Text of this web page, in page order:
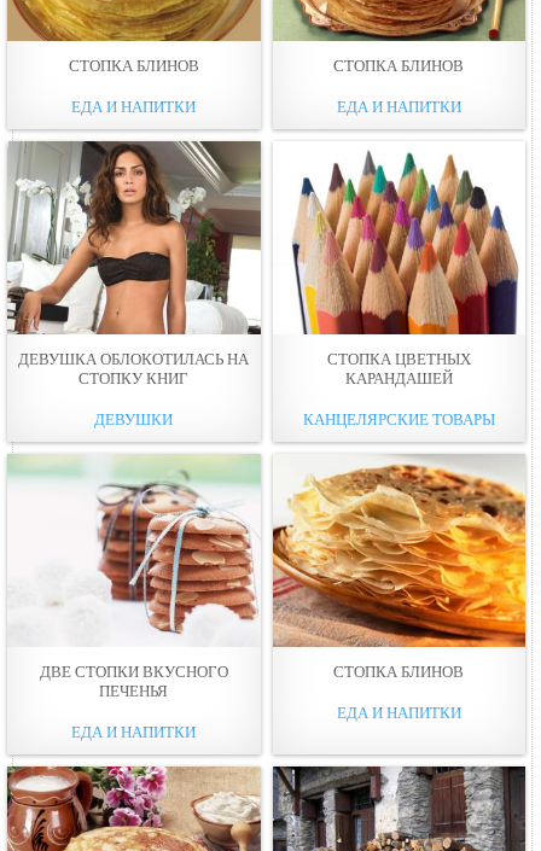
СТОПКА БЛИНОВ
ЕДА И НАПИТКИ
СТОПКА БЛИНОВ
ЕДА И НАПИТКИ
ДЕВУШКА ОБЛОКОТИЛАСЬ НА
СТОПКУ КНИГ
ДЕВУШКИ
СТОПКА ЦВЕТНЫХ
КАРАНДАШЕЙ
КАНЦЕЛЯРСКИЕ ТОВАРЫ
ДВЕ СТОПКИ ВКУСНОГО
ПЕЧЕНЬЯ
ЕДА И НАПИТКИ
СТОПКА БЛИНОВ
ЕДА И НАПИТКИ